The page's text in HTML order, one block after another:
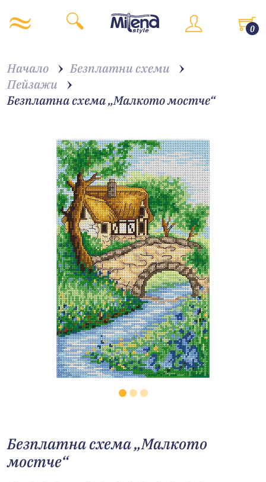
0
Начало
Безплатни схеми
Пейзажи
Безплатна схема „Малкото мостче“
Безплатна схема „Малкото
мостче“